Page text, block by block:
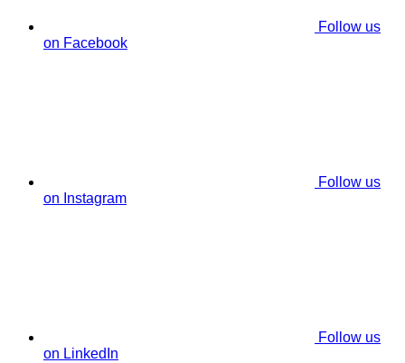
Follow us
on Facebook
Follow us
on Instagram
Follow us
on LinkedIn